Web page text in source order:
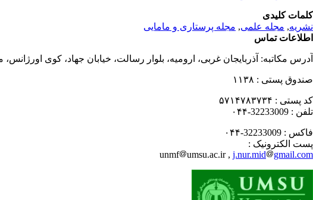
کلمات کلیدی
نشریه, مجله علمی, مجله پرستاری و مامایی
اطلاعات تماس
آدرس مکاتبه: آذربایجان غربی، ارومیه، بلوار رسالت، خیابان جهاد، کوی
صندوق پستی : ۱۱۳۸
کد پستی : ۵۷۱۴۷۸۳۷۳۴
تلفن : 32233009-۰۴۴
فاکس : 32233009-۰۴۴
پست الکترونیک :
unmf
umsu.ac.ir , j.nur.mid gmail.com